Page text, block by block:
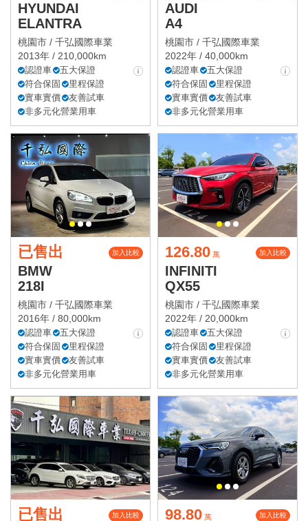
HYUNDAI
ELANTRA
桃園市 / 千弘國際車業
2013年 / 210,000km
認證車
五大保證
符合保固
里程保證
實車實價
友善試車
非多元化營業用車
AUDI
A4
桃園市 / 千弘國際車業
2022年 / 40,000km
認證車
五大保證
符合保固
里程保證
實車實價
友善試車
非多元化營業用車
已售出 加入比較
BMW
218I
桃園市 / 千弘國際車業
2016年 / 80,000km
認證車
五大保證
符合保固
里程保證
實車實價
友善試車
非多元化營業用車
126.80 萬 加入比較
INFINITI
QX55
桃園市 / 千弘國際車業
2022年 / 20,000km
認證車
五大保證
符合保固
里程保證
實車實價
友善試車
非多元化營業用車
已售出 加入比較 98.80 萬 加入比較